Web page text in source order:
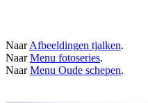
NaarAfbeeldingen tjalken.
NaarMenu fotoseries.
NaarMenu Oude schepen.